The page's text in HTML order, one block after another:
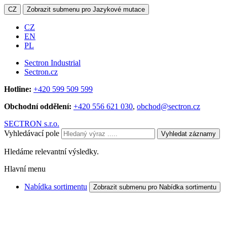
CZ Zobrazit submenu pro Jazykové mutace
CZ
EN
PL
Sectron Industrial
Sectron.cz
Hotline: +420 599 509 599
Obchodní oddělení: +420 556 621 030, obchod@sectron.cz
SECTRON s.r.o.
Vyhledávací pole
Vyhledat záznamy
Hledáme relevantní výsledky.
Hlavní menu
Nabídka sortimentu Zobrazit submenu pro Nabídka sortimentu